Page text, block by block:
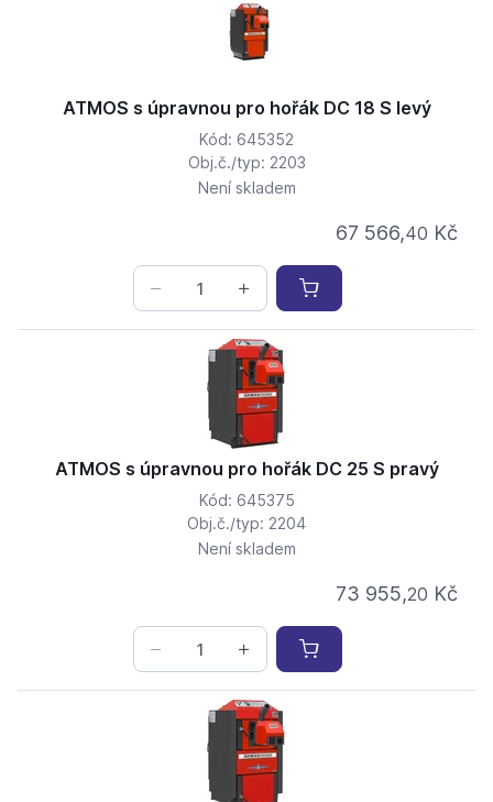
ATMOS s úpravnou pro hořák DC 18 S levý
Kód: 645352
Obj.č./typ: 2203
Není skladem
67 566,40 Kč
ATMOS s úpravnou pro hořák DC 25 S pravý
Kód: 645375
Obj.č./typ: 2204
Není skladem
73 955,20 Kč